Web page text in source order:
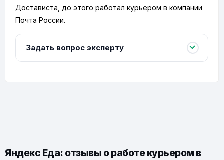
Достависта, до этого работал курьером в компании
Почта России.
Задать вопрос эксперту
Яндекс Еда: отзывы о работе курьером в